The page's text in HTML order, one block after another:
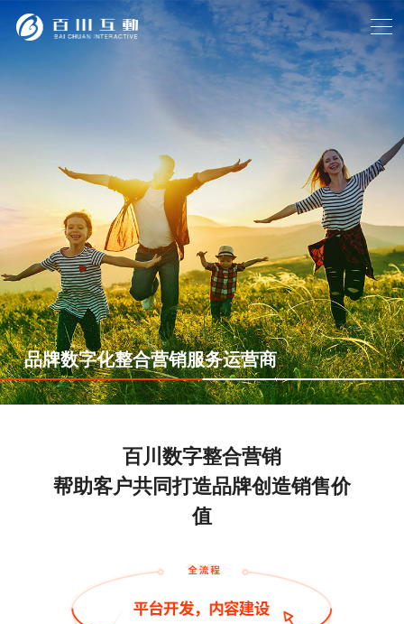
始终坚持结果化服务，让企业都能享有营销
创造的价值！
品牌数字化整合营销服务运营商
始终坚持结果化服务，让企业都能享有营销
创造的价值！
品牌数字化整合营销服务运营商
百川数字整合营销
帮助客户共同打造品牌创造销售价
值